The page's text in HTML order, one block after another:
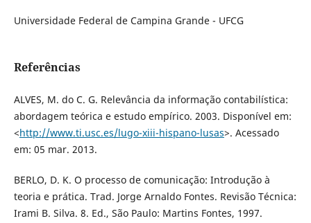
Universidade Federal de Campina Grande - UFCG
Referências
ALVES, M. do C. G. Relevância da informação contabilística:
abordagem teórica e estudo empírico. 2003. Disponível em:
<http://www.ti.usc.es/lugo-xiii-hispano-lusas>. Acessado
em: 05 mar. 2013.
BERLO, D. K. O processo de comunicação: Introdução à
teoria e prática. Trad. Jorge Arnaldo Fontes. Revisão Técnica:
Irami B. Silva. 8. Ed., São Paulo: Martins Fontes, 1997.